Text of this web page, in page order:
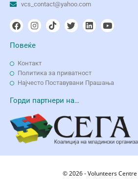
vcs_contact@yahoo.com
Повеќе
Контакт
Политика за приватност
Најчесто Поставувани Прашања
Горди партнери на…
© 2026 - Volunteers Centre